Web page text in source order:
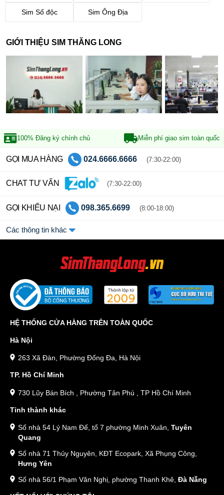
Sim Số độc Sim Ông Địa
GIỚI THIỆU SIM THĂNG LONG
100% Đăng ký chính chủ Miễn phí giao sim toàn quốc
GỌI MUA HÀNG 024.6666.6666 (7:30-22:00)
CHAT TƯ VẤN (7:30-22:00)
GỌI KHIẾU NẠI 098.365.6699 (8:00-18:00)
Các thông tin khác
HỆ THỐNG CỬA HÀNG TRÊN TOÀN QUỐC
Hà Nội
263 Xã Đàn, Phường Đống Đa, Hà Nội
TP. Hồ Chí Minh
730 Lũy Bán Bích , Phường Tân Phú , TP Hồ Chí Minh
Tỉnh thành khác
Số nhà 54 Lý Nam Đế, tổ 7 phường Minh Xuân, Tuyên
Quang
Số nhà 71 Thủy Nguyên, KĐT Ecopark, Xã Phụng Công,
Hưng Yên
Số nhà 56/1 Phạm Văn Nghị, phường Thanh Khê, Đà Nẵng